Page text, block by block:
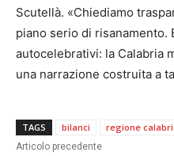
Scutellà. «Chiediamo
piano serio di risanamento.
autocelebrativi: la Calabria
una narrazione costruita a
TAGS bilanci regione
Articolo precedente